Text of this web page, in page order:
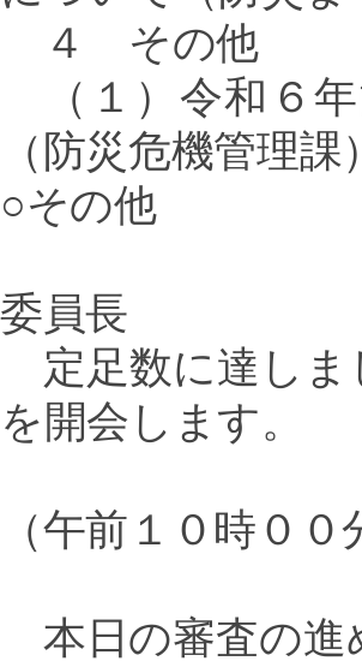
４ その他
（１）令和６
（防災危機管理課）
○その他
委員長
定足数に達しま
を開会します。
（午前１０時００
本日の審査の進